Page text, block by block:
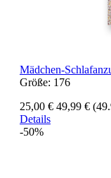
Mädchen-
Größe: 176
25,00 € 49,99 €
Details
-50%